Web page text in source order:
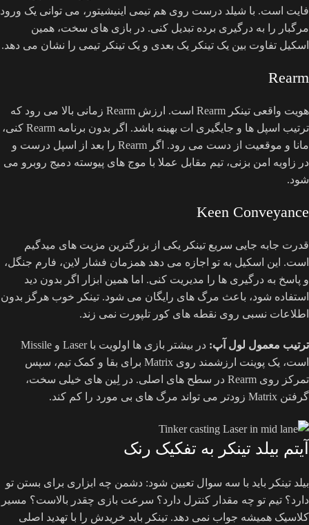
فایت است. با شیلد درست روی هم تیمی اینیشیتور، می توانی یک ورود
مرگبار را به درگیری برده تبدیل کنی. در بازی های سخت، همین
اسکیل تفاوت بین یک تینکر یک بعدی و یک تینکر تیمی را نشان می دهد.
Rearm
هویت واقعی تینکر Rearm است. ارزش Rearm زمانی بالا می رود که
ترتیب اسپل ها و جایگیری ات بهینه باشد. اگر بدون برنامه Rearm کنی،
مانا و موقعیت از دست می رود. اگر Rearm را بعد از اسپل درست و
در زاویه امن بزنی، تیم مقابل عملا با موج های پیوسته دمیج روبرو می
شود.
Keen Conveyance
قدرت جابه جایی سریع تینکر یکی از بزرگترین مزیت های میدگیم
است. این اسکیل به تو اجازه می دهد همزمان فشار لاین، فارم جنگل،
و پاسخ به درگیری ها را مدیریت کنی. اما همین ابزار اگر بدون دید
استفاده شود، باعث مرگ های رایگان می شود. تینکر خوب هرگز بدون
اطلاعات نسبی روی نقطه های کور تلپورت نمی زند.
ترتیب معمول لول آپ:
در بیشتر بازی ها اولویت با Laser و Missile
است، یک پوینت ارزشمند روی Matrix برای بقا و کمک تیم، سپس
تمرکز روی Rearm در سطح های اصلی. در لِین های خیلی سخت،
گرفتن Matrix زودتر می تواند مرگ های بی مورد را کم کند.
آیتم بیلد تینکر به تفکیک رنک
بیلد تینکر باید با سه سوال تعیین شود: دشمن چه ابزاری برای بستن تو
دارد؟ تیم تو چه مقدار کنترل دارد؟ سرعت بازی چقدر بالاست؟ مسیر
کلاسیک همیشه جواب نمی دهد. تینکر باید خریدش را با تهدید اصلی